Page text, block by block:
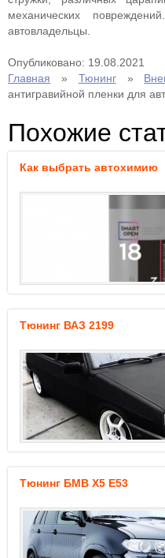
механических
автовладельцы.
Опубликовано: 19.08.2021
Главная » Тюнинг»
антигравийной пленки для
Похожие
Как выбрать автохимию
Тюнинг ВАЗ 2199
Тюнинг БМВ Х5 Е53